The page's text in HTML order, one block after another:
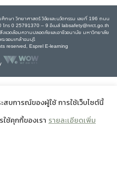
ศึกษา วิทยาศาสตร์ วิจัยและนวัตกรรม เลขที่ 196 ถนน
โทร 0 25791370 – 9 อีเมล์ labsafety@nrct.go.th
แวดล้อมความปลอดภัยและอาชีวอนามัย มหาวิทยาลัย
ระจอมเกล้าธนบุรี
reserved, Esprel E-learning
สบการณ์ของผู้ใช้ การใช้เว็บไซต์นี้
ใช้คุกกี้ของเรา รายละเอียดเพิ่ม